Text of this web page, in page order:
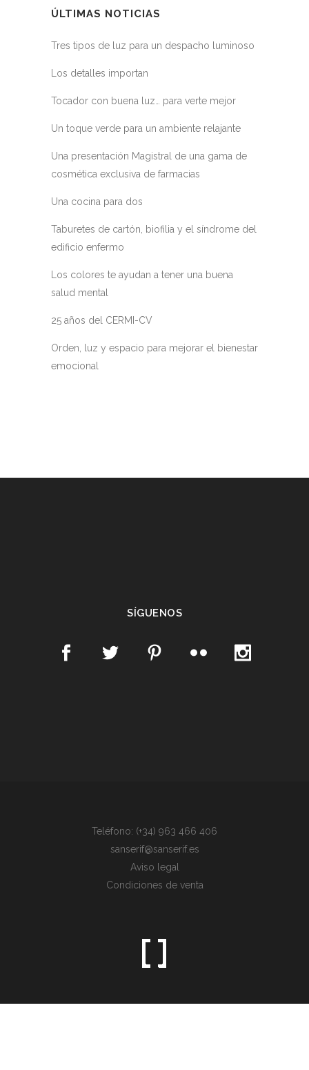
ÚLTIMAS NOTICIAS
Tres tipos de luz para un despacho luminoso
Los detalles importan
Tocador con buena luz… para verte mejor
Un toque verde para un ambiente relajante
Una presentación Magistral de una gama de
cosmética exclusiva de farmacias
Una cocina para dos
Taburetes de cartón, biofilia y el síndrome del
edificio enfermo
Los colores te ayudan a tener una buena
salud mental
25 años del CERMI-CV
Orden, luz y espacio para mejorar el bienestar
emocional
SÍGUENOS
Teléfono: (+34) 963 466 406
sanserif@sanserif.es
Aviso legal
Condiciones de venta